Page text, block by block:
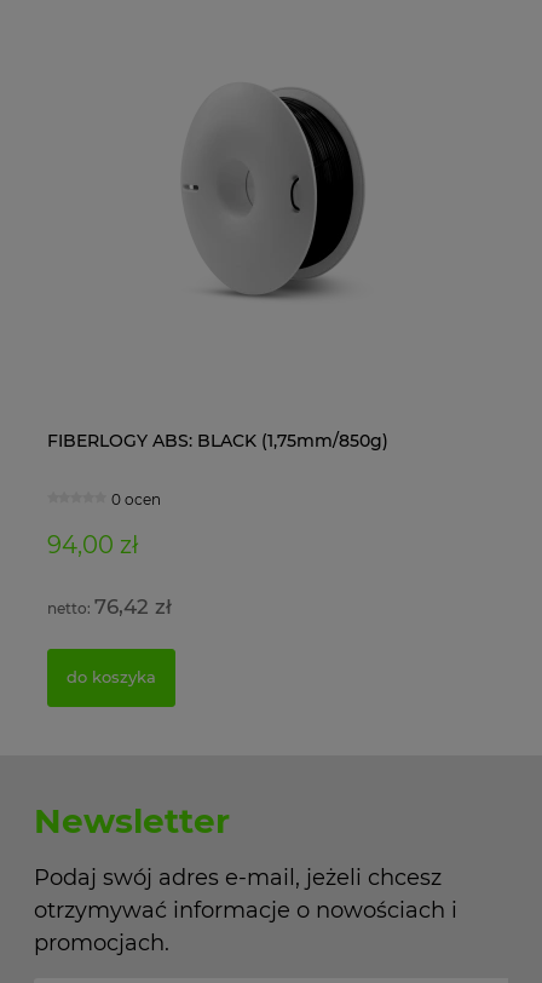
FIBERLOGY ABS: BLACK (1,75mm/850g)
0 ocen
94,00 zł
76,42 zł
do koszyka
Newsletter
Podaj swój adres e-mail, jeżeli chcesz
otrzymywać informacje o nowościach i
promocjach.